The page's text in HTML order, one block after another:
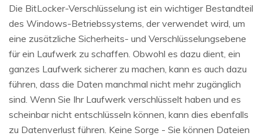
UBackit - Datensicherung
Die BitLocker-Verschlüsselung ist ein wichtiger Bestandteil
des Windows-Betriebssystems, der verwendet wird, um
eine zusätzliche Sicherheits- und Verschlüsselungsebene
für ein Laufwerk zu schaffen. Obwohl es dazu dient, ein
ganzes Laufwerk sicherer zu machen, kann es auch dazu
führen, dass die Daten manchmal nicht mehr zugänglich
sind. Wenn Sie Ihr Laufwerk verschlüsselt haben und es
scheinbar nicht entschlüsseln können, kann dies ebenfalls
zu Datenverlust führen. Keine Sorge - Sie können Dateien